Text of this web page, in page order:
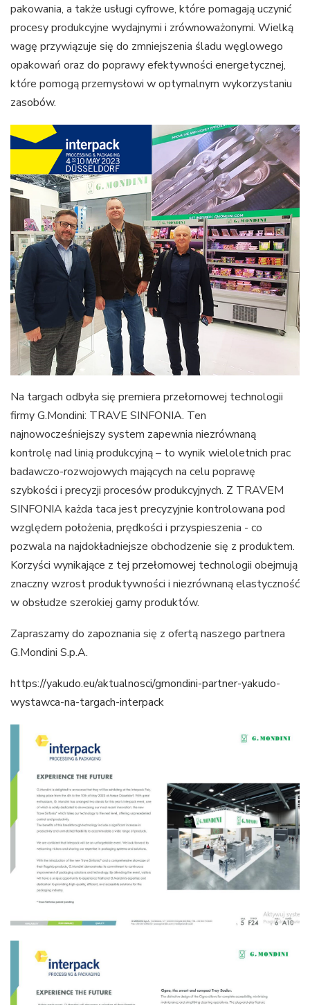
pakowania, a także usługi cyfrowe, które pomagają uczynić
procesy produkcyjne wydajnymi i zrównoważonymi. Wielką
wagę przywiązuje się do zmniejszenia śladu węglowego
opakowań oraz do poprawy efektywności energetycznej,
które pomogą przemysłowi w optymalnym wykorzystaniu
zasobów.
Na targach odbyła się premiera przełomowej technologii
firmy G.Mondini: TRAVE SINFONIA. Ten
najnowocześniejszy system zapewnia niezrównaną
kontrolę nad linią produkcyjną – to wynik wieloletnich prac
badawczo-rozwojowych mających na celu poprawę
szybkości i precyzji procesów produkcyjnych. Z TRAVEM
SINFONIA każda taca jest precyzyjnie kontrolowana pod
względem położenia, prędkości i przyspieszenia - co
pozwala na najdokładniejsze obchodzenie się z produktem.
Korzyści wynikające z tej przełomowej technologii obejmują
znaczny wzrost produktywności i niezrównaną elastyczność
w obsłudze szerokiej gamy produktów.
Zapraszamy do zapoznania się z ofertą naszego partnera
G.Mondini S.p.A.
https://yakudo.eu/aktualnosci/gmondini-partner-yakudo-
wystawca-na-targach-interpack